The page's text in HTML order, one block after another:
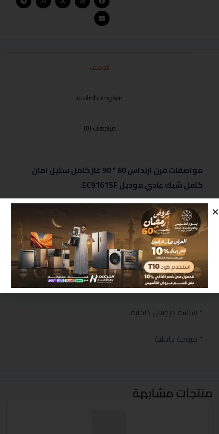
الوصف
معلومات إضافية
مراجعات (0)
مواصفات فرن ارنداس 60 * 90 غاز كامل ستيل امان
كامل شبك عادي موديل EC9161SF:
* شبك ثقيل
*امان كامل
* اشعال ذاتي
* شوايه متحركة
* شاشة ديجيتال داخلية.
* مروحة داخلية
منتجات مشابهة